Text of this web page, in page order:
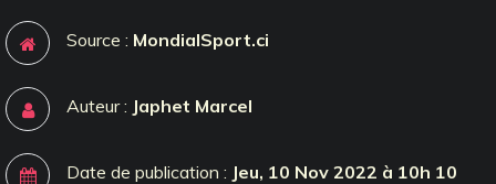
Source : MondialSport.ci
Auteur : Japhet Marcel
Date de publication : Jeu, 10 Nov 2022 à 10h 10